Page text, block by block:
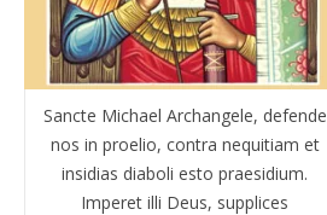
Sancte Michael Archangele, defende
nos in proelio, contra nequitiam et
insidias diaboli esto praesidium.
Imperet illi Deus, supplices